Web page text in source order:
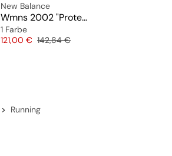
New Balance
Wmns 2002 "Protection Pack" (M2002RDC)
1 Farbe
Preis
121,00 € Originalpreis
142,84 €
Running